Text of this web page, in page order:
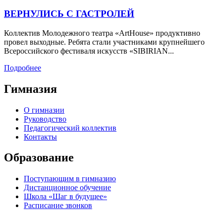
ВЕРНУЛИСЬ С ГАСТРОЛЕЙ
Коллектив Молодежного театра «ArtHouse» продуктивно
провел выходные. Ребята стали участниками крупнейшего
Всероссийского фестиваля искусств «SIBIRIAN...
Подробнее
Гимназия
О гимназии
Руководство
Педагогический коллектив
Контакты
Образование
Поступающим в гимназию
Дистанционное обучение
Школа «Шаг в будущее»
Расписание звонков